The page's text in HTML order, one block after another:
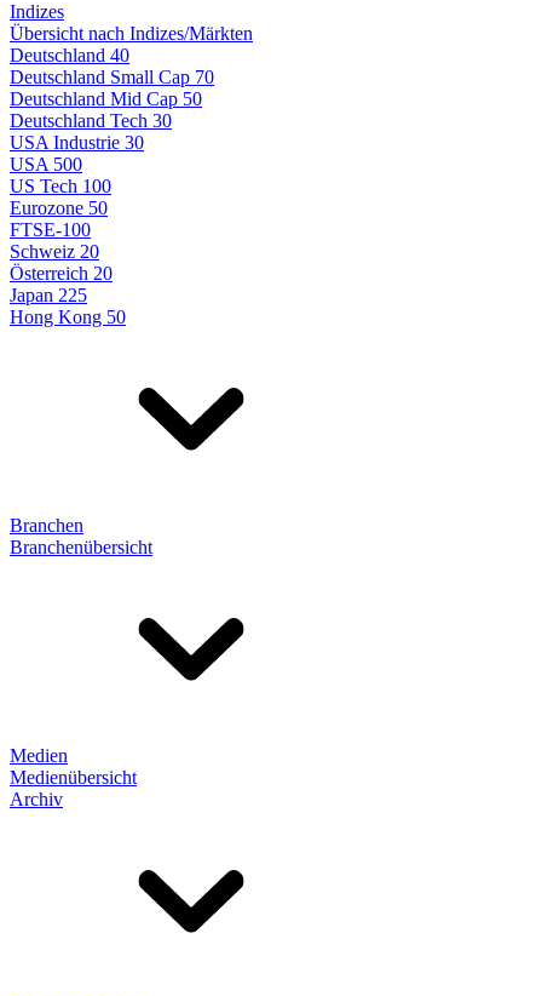
Indizes
Übersicht nach Indizes/Märkten
Deutschland 40
Deutschland Small Cap 70
Deutschland Mid Cap 50
Deutschland Tech 30
USA Industrie 30
USA 500
US Tech 100
Eurozone 50
FTSE-100
Schweiz 20
Österreich 20
Japan 225
Hong Kong 50
Branchen
Branchenübersicht
Medien
Medienübersicht
Archiv